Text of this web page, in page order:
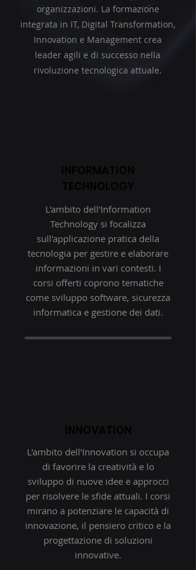
organizzazioni. La formazione
integrata in IT, Digital Transformation,
Innovation e Management crea
leader agili e di successo nella
rivoluzione tecnologica attuale.
L'ambito dell'Information
Technology si focalizza
sull'applicazione pratica della
tecnologia per gestire e elaborare
informazioni in vari contesti. I
corsi offerti coprono tematiche
come sviluppo software, sicurezza
informatica e gestione dei dati.
L'ambito dell'Innovation si occupa
di favorire la creatività e lo
sviluppo di nuove idee e approcci
per risolvere le sfide attuali. I corsi
mirano a potenziare le capacità di
innovazione, il pensiero critico e la
progettazione di soluzioni
innovative.